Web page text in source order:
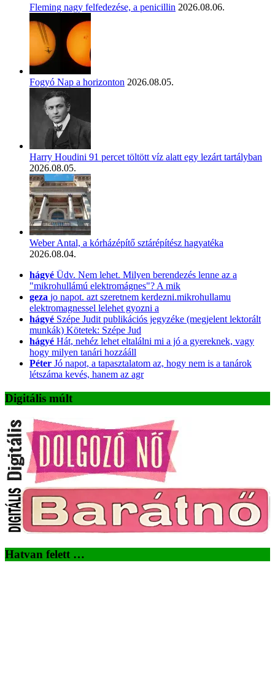
Fleming nagy felfedezése, a penicillin 2026.08.06.
Fogyó Nap a horizonton 2026.08.05.
Harry Houdini 91 percet töltött víz alatt egy lezárt tartályban
2026.08.05.
Weber Antal, a kórházépítő sztárépítész hagyatéka
2026.08.04.
hágyé Üdv. Nem lehet. Milyen berendezés lenne az a
"mikrohullámú elektromágnes"? A mik
geza jo napot. azt szeretnem kerdezni.mikrohullamu
elektromagnessel lelehet gyozni a
hágyé Szépe Judit publikációs jegyzéke (megjelent lektorált
munkák) Kötetek: Szépe Jud
hágyé Hát, nehéz lehet eltalálni mi a jó a gyereknek, vagy
hogy milyen tanári hozzááll
Péter Jó napot, a tapasztalatom az, hogy nem is a tanárok
létszáma kevés, hanem az agr
Digitális múlt
Hatvan felett …